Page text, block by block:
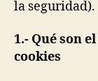
la seguridad).
1.- Qué son el
cookies